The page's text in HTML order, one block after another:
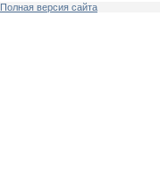
Полная версия сайта